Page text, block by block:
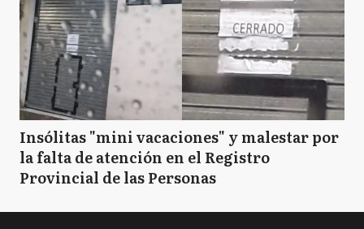
Insólitas "mini vacaciones" y malestar por
la falta de atención en el Registro
Provincial de las Personas